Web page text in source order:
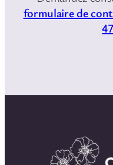
formulaire de